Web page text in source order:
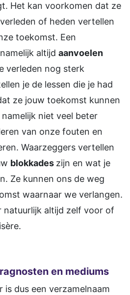
Het kan voorkomen dat ze
of heden vertellen
toekomst. Een
altijd aanvoelen
verleden nog sterk
je de lessen die je had
ze jouw toekomst kunnen
niet veel beter
van onze fouten en
Waarzeggers vertellen
blokkades zijn en wat je
Ze kunnen ons de weg
waarnaar we verlangen.
natuurlijk altijd zelf voor of
en mediums
is dus een verzamelnaam